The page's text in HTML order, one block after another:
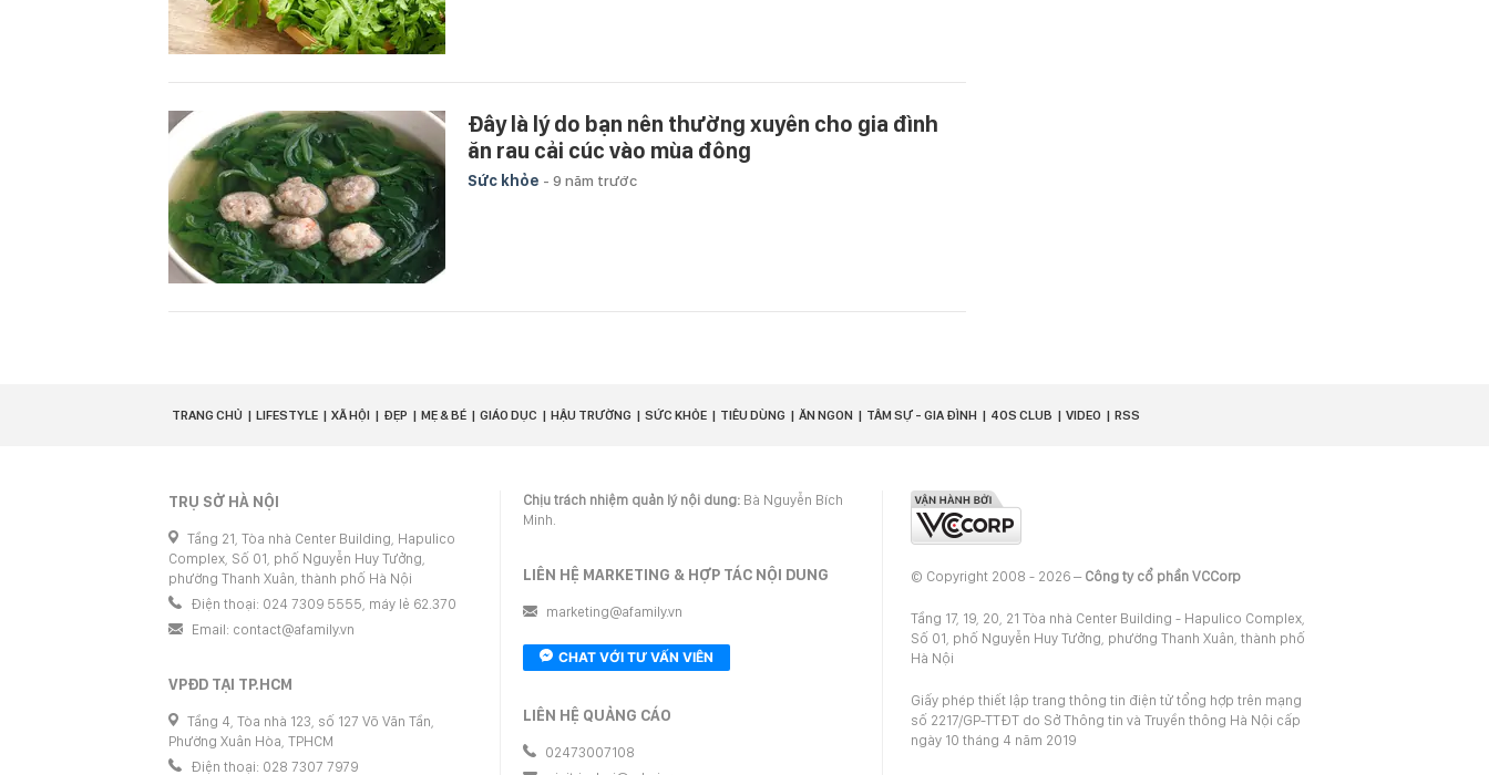
Đây là lý do bạn nên thường xuyên cho gia đình
ăn rau cải cúc vào mùa đông
Sức khỏe - 9 năm trước
TRANG CHỦ LIFESTYLE XÃ HỘI ĐẸP MẸ & BÉ GIÁO DỤC HẬU TRƯỜNG SỨC KHỎE TIÊU DÙNG ĂN NGON TÂM SỰ - GIA ĐÌNH 40S CLUB VIDEO RSS
TRỤ SỞ HÀ NỘI
Tầng 21, Tòa nhà Center Building, Hapulico
Complex, Số 01, phố Nguyễn Huy Tưởng,
phường Thanh Xuân, thành phố Hà Nội
Điện thoại: 024 7309 5555, máy lẻ 62.370
Email: contact@afamily.vn
VPĐD TẠI TP.HCM
Tầng 4, Tòa nhà 123, số 127 Võ Văn Tần,
Phường Xuân Hòa, TPHCM
Điện thoại: 028 7307 7979
Chịu trách nhiệm quản lý nội dung: Bà Nguyễn Bích
Minh.
LIÊN HỆ MARKETING & HỢP TÁC NỘI DUNG
marketing@afamily.vn
CHAT VỚI TƯ VẤN VIÊN
LIÊN HỆ QUẢNG CÁO
02473007108
© Copyright 2008 - 2026 – Công ty cổ phần VCCorp
Tầng 17, 19, 20, 21 Tòa nhà Center Building - Hapulico Complex,
Số 01, phố Nguyễn Huy Tưởng, phường Thanh Xuân, thành phố
Hà Nội
Giấy phép thiết lập trang thông tin điện tử tổng hợp trên mạng
số 2217/GP-TTĐT do Sở Thông tin và Truyền thông Hà Nội cấp
ngày 10 tháng 4 năm 2019